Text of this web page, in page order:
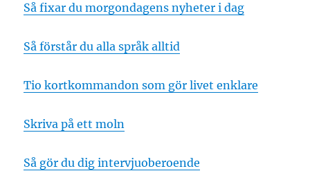
Så fixar du morgondagens nyheter i dag
Så förstår du alla språk alltid
Tio kortkommandon som gör livet enklare
Skriva på ett moln
Så gör du dig intervjuoberoende